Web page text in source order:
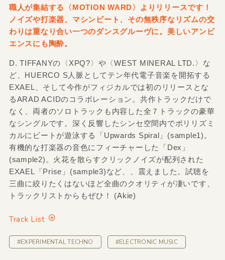
職人が集結する〈MOTION WARD〉よりリリースです！
ノイズや打楽器、マシンビート、その無秩序なリズムの交
わりは重なり合い一つのダンスグルーヴに。美しいアンビ
エンスにも陶酔。
D. TIFFANYの〈XPQ?〉や〈WEST MINERAL LTD.〉な
ど、HUERCO S人脈としてテン年代電子音楽を開拓する
EXAEL、そして今作がフィジカルでは初のリリースとな
るARAD ACIDのコラボレーション。共作トラックだけで
なく、両者のソロトラックも内容した全７トラックの豪華
なシングルです。深く反響したシンセ空間内でポリリズミ
カルにビートが遊泳する「Upwards Spiral」(sample1)。
有機的な打楽器の音色にフィーチャーした「Dex」
(sample2)。火花を散らすクリックノイズが配列された
EXAEL「Prise」(sample3)など、、震えました。試聴を
三曲に絞りたくはないほど全曲のクオリティが凄いです、
トラックリストからもぜひ！ (Akie)
Track List
#EXPERIMENTAL TECHNO #ELECTRONIC MUSIC